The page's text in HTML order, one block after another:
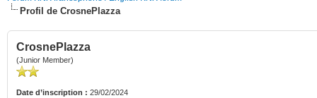
Profil de CrosnePlazza
CrosnePlazza
(Junior Member)
Date d’inscription : 29/02/2024